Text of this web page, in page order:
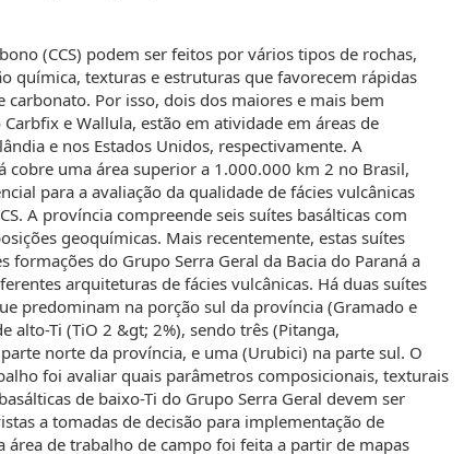
(CCS) podem ser feitos por vários tipos de rochas,
química, texturas e estruturas que favorecem rápidas
carbonato. Por isso, dois dos maiores e mais bem
e Wallula, estão em atividade em áreas de
e nos Estados Unidos, respectivamente. A
cobre uma área superior a 1.000.000 km 2 no Brasil,
para a avaliação da qualidade de fácies vulcânicas
A província compreende seis suítes basálticas com
geoquímicas. Mais recentemente, estas suítes
formações do Grupo Serra Geral da Bacia do Paraná a
arquiteturas de fácies vulcânicas. Há duas suítes
predominam na porção sul da província (Gramado e
alto-Ti (TiO 2 &gt; 2%), sendo três (Pitanga,
norte da província, e uma (Urubici) na parte sul. O
foi avaliar quais parâmetros composicionais, texturais
de baixo-Ti do Grupo Serra Geral devem ser
a tomadas de decisão para implementação de
área de trabalho de campo foi feita a partir de mapas